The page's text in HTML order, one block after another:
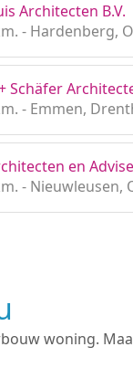
Architecten B.V.
- Hardenberg,
Schäfer
- Emmen,
en
- Nieuwleusen,
woning.